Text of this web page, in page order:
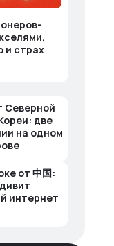
и страх
Северной
две
на одном
от 中国:
интернет